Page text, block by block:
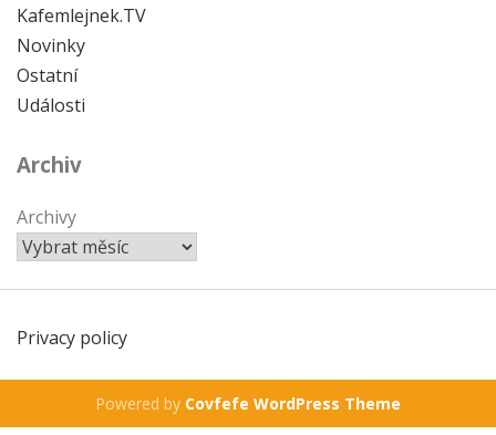
Kafemlejnek.TV
Novinky
Ostatní
Události
Archiv
Archivy
Privacy policy
Powered by Covfefe WordPress Theme